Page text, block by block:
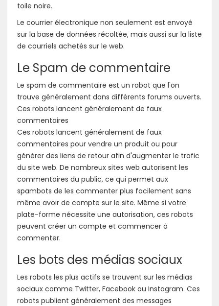
toile noire.
Le courrier électronique non seulement est envoyé
sur la base de données récoltée, mais aussi sur la liste
de courriels achetés sur le web.
Le Spam de commentaire
Le spam de commentaire est un robot que l'on
trouve généralement dans différents forums ouverts.
Ces robots lancent généralement de faux
commentaires
Ces robots lancent généralement de faux
commentaires pour vendre un produit ou pour
générer des liens de retour afin d'augmenter le trafic
du site web. De nombreux sites web autorisent les
commentaires du public, ce qui permet aux
spambots de les commenter plus facilement sans
même avoir de compte sur le site. Même si votre
plate-forme nécessite une autorisation, ces robots
peuvent créer un compte et commencer à
commenter.
Les bots des médias sociaux
Les robots les plus actifs se trouvent sur les médias
sociaux comme Twitter, Facebook ou Instagram. Ces
robots publient généralement des messages